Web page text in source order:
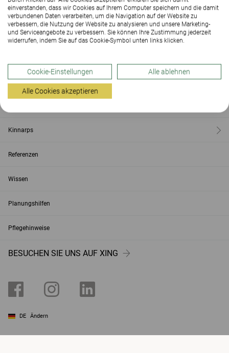
Kontakt
Produkte & Lösungen
Kinnarps
Referenzen
Wissen
Planungshilfen
Pflegehinweise
BESUCHEN SIE UNS AUF XING
DE Ändern
einverstanden, dass wir Cookies auf Ihrem Computer speichern und die damit
verbundenen Daten verarbeiten, um die Navigation auf der Website zu
verbessern, die Nutzung der Website zu analysieren und unsere Marketing-
und Serviceangebote zu verbessern. Sie können Ihre Zustimmung jederzeit
widerrufen, indem Sie auf das Cookie-Symbol unten links klicken.
Cookie-Einstellungen Alle ablehnen
Alle Cookies akzeptieren